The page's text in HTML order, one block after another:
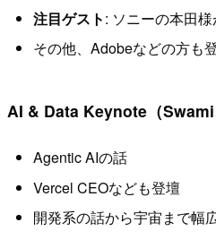
注目ゲスト: ソニーの本田様
その他、Adobeなどの方も
AI & Data Keynote（Swami
Agentic AIの話
Vercel CEOなども登壇
開発系の話から宇宙まで幅